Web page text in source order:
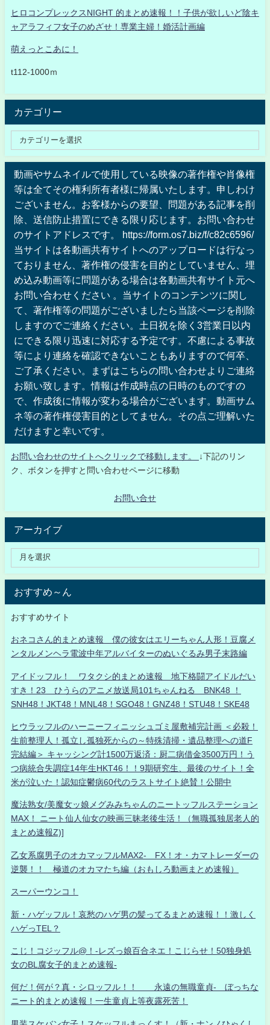
ヒロコンプレックスNIGHT 的まとめ速報！！子供が欲しいど陰キ
ャアラフィフ女子のめざせ！専業主婦！婚活計画編
萌えっとこあに！
t112-1000ｍ
カテゴリー
動画やサムネイルで使用している映像の著作権や肖像権
等は全てその権利所有者様に帰属いたします。申しわけ
ございません。お客様からの要望、問題がある記事を削
除、送信防止措置にできる限り応じます。お問い合わせ
のサイトアドレスです。 https://form.os7.biz/f/c82c6596/
当サイトは各動画共有サイトへのアップロードは行なっ
ておりません、著作権の侵害を目的としていません、埋
め込み動画等に問題がある場合は各動画共有サイト元へ
お問い合わせください 。当サイトのコンテンツに関し
て、著作権等の問題がございましたら当該ページを削除
しますのでご連絡ください。土日祝を除く3営業日以内
にできる限り迅速に対応する予定です。不慮による事故
等により連絡を確認できないこともありますので何卒、
ご了承ください。まずはこちらの問い合わせよりご連絡
お願い致します。情報は作成時点の日時のものですの
で、作成後に情報が変わる場合がございます。動画サム
ネ等の著作権侵害目的としてません。その点ご理解いた
だけますと幸いです。
お問い合わせのサイトへクリックで移動します。
↓下記のリン
ク、ボタンを押すと問い合わせページに移動
お問い合せ
アーカイブ
おすすめ～ん
おすすめサイト
おネコさん的まとめ速報 僕の彼女はエリーちゃん人形！豆腐メ
ンタルメンヘラ電波中年アルバイターのぬいぐるみ男子末路編
アイドッフル！ ワタクシ的まとめ速報 地下格闘アイドルだい
すき！23 ひうらのアニメ放送局101ちゃんねる BNK48 ！
SNH48！JKT48！MNL48！SGO48！GNZ48！STU48！SKE48
ヒウラッフルのハーニーフィニッシュゴミ屋敷補完計画 ＜必殺！
生前整理人！孤立し孤独死からの～特殊清掃・遺品整理への道F
完結編＞ キャッシング計1500万返済：厨二病借金3500万円！う
つ病統合失調症14年生HKT46！！9期研究生、最後のサイト！全
米が泣いた！認知症鬱病60代のラストサイト絶賛！公開中
魔法熟女/美魔女ッ娘メグみみちゃんのニートッフルステーション
MAX！ ニート仙人仙女の映画三昧老後生活！（無職孤独居老人的
まとめ速報Z)]
乙女系腐男子のオカマッフルMAX2- FX！オ・カマトレーダーの
逆襲！！ 極道のオカマたち編（おもしろ動画まとめ速報）
スーパーウンコ！
新・ハゲッフル！哀愁のハゲ男の髪ってるまとめ速報！！激しく
ハゲっTEL？
こじ！コジッフル@！-レズっ娘百合ネエ！こじらせ！50独身処
女のBL腐女子的まとめ速報-
何だ！何が？真・シロッフル！！ 永遠の無職童貞- ぼっちな
ニート的まとめ速報！一生童貞上等夜露死苦！